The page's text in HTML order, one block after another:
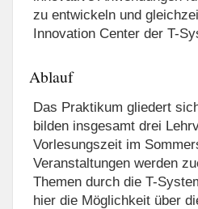
zu entwickeln und
Innovation Center der T-
Ablauf
Das Praktikum gliedert
bilden insgesamt drei
Vorlesungszeit im
Veranstaltungen werden
Themen durch die T-
hier die Möglichkeit über